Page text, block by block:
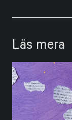
Läs mera